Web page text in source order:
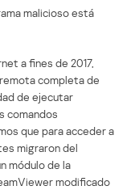
malicioso está
a fines de 2017,
completa de
de ejecutar
comandos
que para acceder a
migraron del
módulo de la
modificado